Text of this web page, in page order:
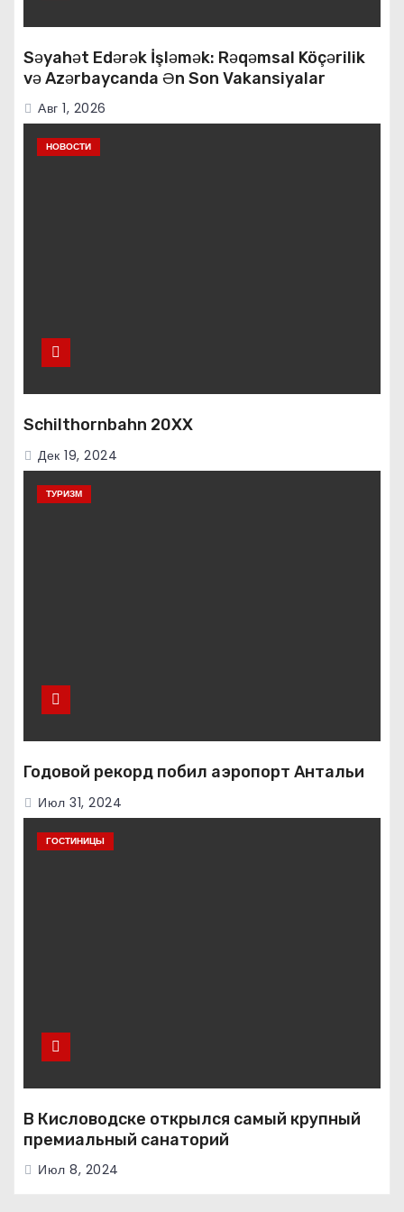
Səyahət Edərək İşləmək: Rəqəmsal Köçərilik
və Azərbaycanda Ən Son Vakansiyalar
Авг 1, 2026
НОВОСТИ
Schilthornbahn 20XX
Дек 19, 2024
ТУРИЗМ
Годовой рекорд побил аэропорт Антальи
Июл 31, 2024
ГОСТИНИЦЫ
В Кисловодске открылся самый крупный
премиальный санаторий
Июл 8, 2024